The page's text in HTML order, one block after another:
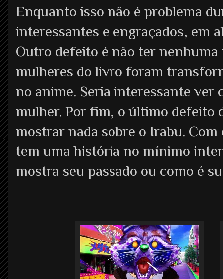
Enquanto isso não é problema
interessantes e engraçados, em
Outro defeito é não ter
mulheres do livro foram
no anime. Seria interessante ver
mulher. Por fim, o último defeito
mostrar nada sobre o Irabu.
tem uma história no mínimo
mostra seu passado ou como é